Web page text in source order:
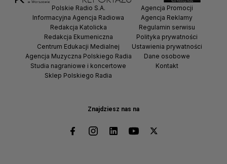
Znajdziesz nas na
Polskie Radio S.A.
Informacyjna Agencja Radiowa
Redakcja Katolicka
Redakcja Ekumeniczna
Centrum Edukacji Medialnej
Agencja Muzyczna Polskiego Radia
Studia nagraniowe i koncertowe
Sklep Polskiego Radia
Agencja Promocji
Agencja Reklamy
Regulamin serwisu
Polityka prywatności
Ustawienia prywatności
Dane osobowe
Kontakt